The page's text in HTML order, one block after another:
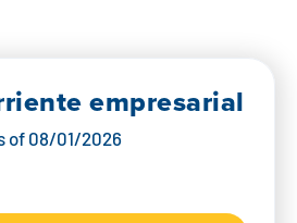
empresarial
of 08/01/2026